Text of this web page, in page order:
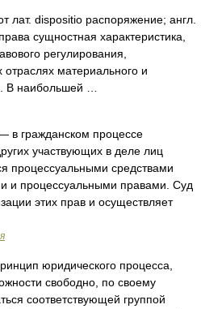
лат. dispositio распоряжение; англ.
сущностная характеристика,
регулирования,
материального и
В наибольшей …
в гражданском процессе
участвующих в деле лиц
процессуальными средствами
и процессуальными правами. Суд
этих прав и осуществляет
юридического процесса,
свободно, по своему
соответствующей группой